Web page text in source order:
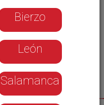
Bierzo
León
Salamanca